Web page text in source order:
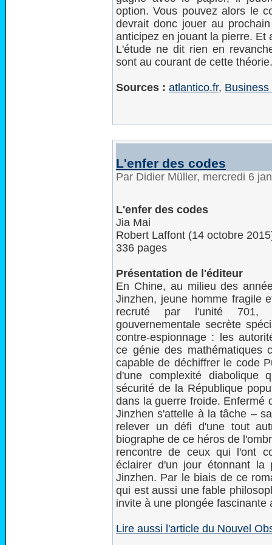
option. Vous pouvez alors le
devrait donc jouer au
anticipez en jouant la pierre. Et
L'étude ne dit rien en
sont au courant de cette
Sources : atlantico.fr, Business
L'enfer des codes
Par Didier Müller, mercredi 6
L'enfer des codes
Jia Mai
Robert Laffont (14 octobre
336 pages
Présentation de l'éditeur
En Chine, au milieu des
Jinzhen, jeune homme fragile
recruté par l'unité 701,
gouvernementale secrète
contre-espionnage : les
ce génie des mathématiques
capable de déchiffrer le code
d'une complexité diabolique
sécurité de la République
dans la guerre froide. Enfermé
Jinzhen s'attelle à la tâche –
relever un défi d'une tout
biographe de ce héros de
rencontre de ceux qui l'ont
éclairer d'un jour étonnant la
Jinzhen. Par le biais de ce
qui est aussi une fable
invite à une plongée
Lire aussi l'article du Nouvel